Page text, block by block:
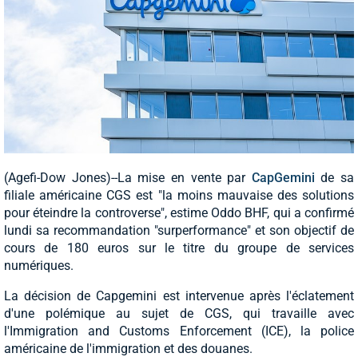
(Agefi-Dow Jones)--La mise en vente par CapGemini de sa
filiale américaine CGS est "la moins mauvaise des solutions
pour éteindre la controverse", estime Oddo BHF, qui a confirmé
lundi sa recommandation "surperformance" et son objectif de
cours de 180 euros sur le titre du groupe de services
numériques.
La décision de Capgemini est intervenue après l'éclatement
d'une polémique au sujet de CGS, qui travaille avec
l'Immigration and Customs Enforcement (ICE), la police
américaine de l'immigration et des douanes.